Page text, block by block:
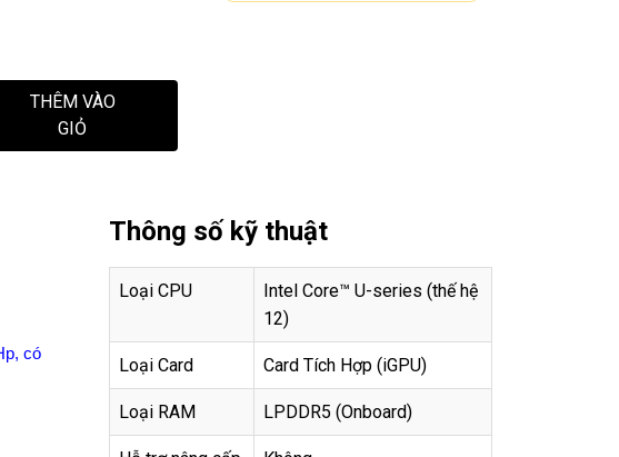
THÊM VÀO
GIỎ
có
Thông số kỹ thuật
Loại CPU
Intel Core™ U-series (thế hệ
12)
Loại Card Card Tích Hợp (iGPU)
Loại RAM LPDDR5 (Onboard)